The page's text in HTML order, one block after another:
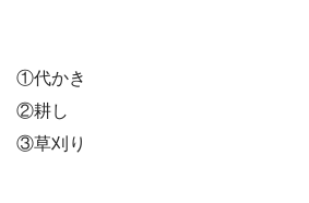
①代かき
②耕し
③草刈り